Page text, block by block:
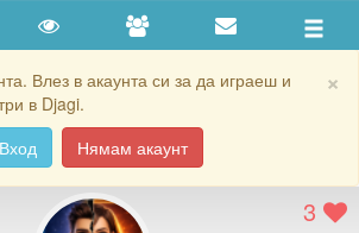
×
Влез в акаунта си за да играеш и
в Djagi.
Вход
Нямам акаунт
3